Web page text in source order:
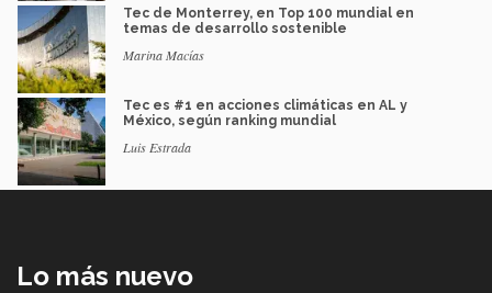
Tec de Monterrey, en Top 100 mundial en
temas de desarrollo sostenible
Marina Macías
Tec es #1 en acciones climáticas en AL y
México, según ranking mundial
Luis Estrada
Lo más nuevo